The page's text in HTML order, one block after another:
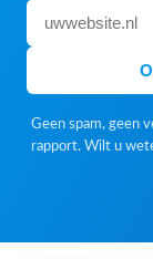
Geen spam, geen
rapport. Wilt u